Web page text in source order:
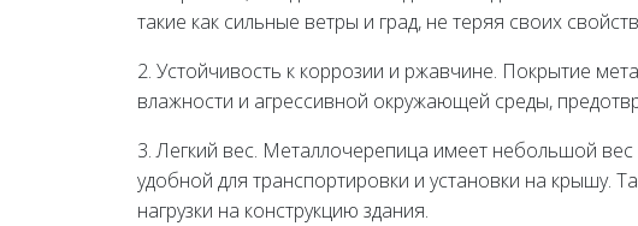
такие как сильные ветры и град, не теряя своих
2. Устойчивость к коррозии и ржавчине. Покрытие
влажности и агрессивной окружающей среды,
3. Легкий вес. Металлочерепица имеет небольшой
удобной для транспортировки и установки на крышу.
нагрузки на конструкцию здания.